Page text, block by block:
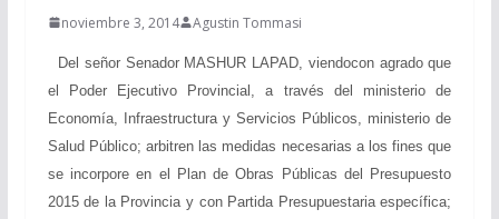
noviembre 3, 2014 Agustin Tommasi
Del señor Senador MASHUR LAPAD, viendocon agrado que
el Poder Ejecutivo Provincial, a través del ministerio de
Economía, Infraestructura y Servicios Públicos, ministerio de
Salud Público; arbitren las medidas necesarias a los fines que
se incorpore en el Plan de Obras Públicas del Presupuesto
2015 de la Provincia y con Partida Presupuestaria específica;